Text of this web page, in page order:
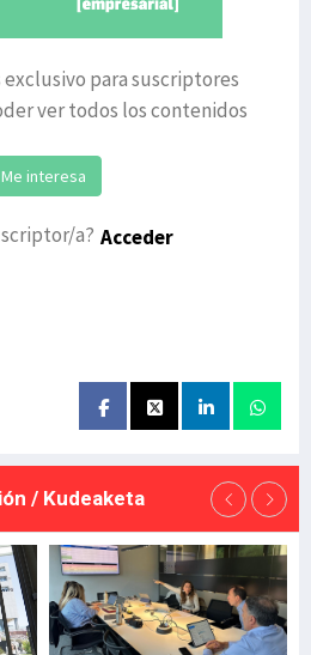
para suscriptores
ver todos los contenidos
Me interesa
a? Acceder
/ Kudeaketa